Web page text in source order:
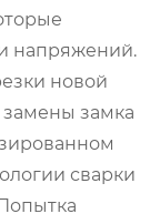
напряжений.
новой
замка
сварки